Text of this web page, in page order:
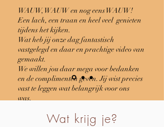
WAUW, WAUW en nog eens WAUW!
Een lach, een traan en heel veel genieten
tijdens het kijken.
Wat heb jij onze dag fantastisch
vastgelegd en daar en prachtige video van
gemaakt.
We willen jou daar mega voor bedanken
en de complimenten geven. Jij wist precies
vast te leggen wat belangrijk voor ons
was.
een film terug te zien!
Wat krijg je?